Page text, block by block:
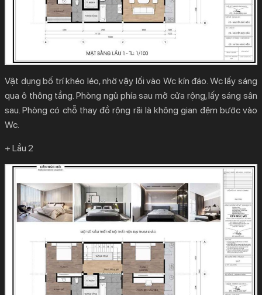
Vật dụng bố trí khéo léo, nhờ vậy lối vào Wc kín đáo. Wc lấy sáng
qua ô thông tầng. Phòng ngủ phía sau mở cửa rộng, lấy sáng sân
sau. Phòng có chỗ thay đồ rộng rãi là không gian đệm bước vào
Wc.
+ Lầu 2